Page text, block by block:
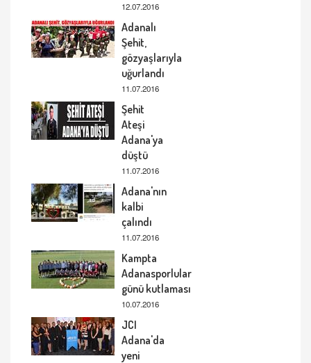
12.07.2016
Adanalı
Şehit,
gözyaşlarıyla
uğurlandı
11.07.2016
Şehit
Ateşi
Adana'ya
düştü
11.07.2016
Adana'nın
kalbi
çalındı
11.07.2016
Kampta
Adanasporlular
günü kutlaması
10.07.2016
JCI
Adana'da
yeni